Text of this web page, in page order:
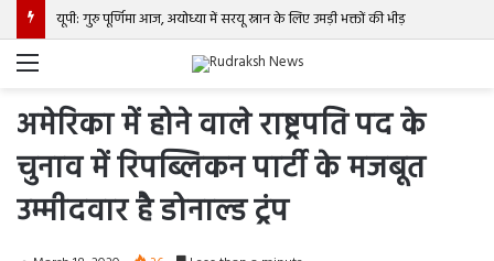
यूपी: गुरु पूर्णिमा आज, अयोध्या में सरयू स्नान के लिए उमड़ी भक्तों की भीड़
Menu
अमेरिका में होने वाले राष्ट्रपति पद के
चुनाव में रिपब्लिकन पार्टी के मजबूत
उम्मीदवार है डोनाल्ड ट्रंप